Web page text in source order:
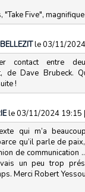
"Take Five", magnifique
le 03/11/
contact entre
de Dave Brubeck.
!
le 03/11/2024 19:15 |
qui m’a
qu’il parle de
de communication
un peu trop
Merci Robert